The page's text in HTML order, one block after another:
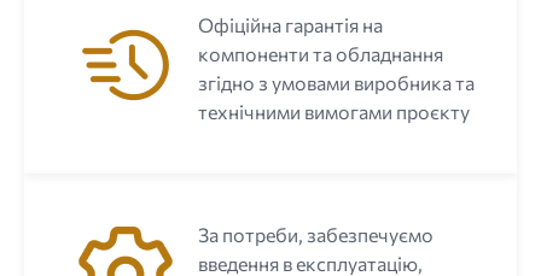
Офіційна гарантія на
компоненти та обладнання
згідно з умовами виробника та
технічними вимогами проєкту
За потреби, забезпечуємо
введення в експлуатацію,